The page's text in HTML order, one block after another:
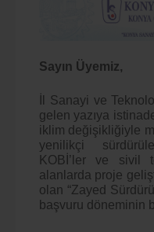
Sayın Üyemiz,
İl Sanayi ve
gelen yazıya
iklim değişikliğiyle
yenilikçi
KOBİ’ler ve sivil
alanlarda proje
olan “Zayed
başvuru döneminin